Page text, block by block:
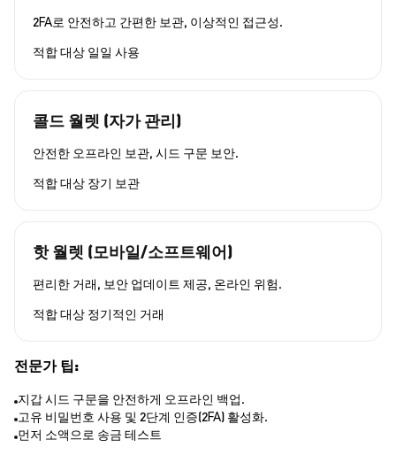
2FA로 안전하고 간편한 보관, 이상적인 접근성.
적합 대상 일일 사용
콜드 월렛 (자가 관리)
안전한 오프라인 보관, 시드 구문 보안.
적합 대상 장기 보관
핫 월렛 (모바일/소프트웨어)
편리한 거래, 보안 업데이트 제공, 온라인 위험.
적합 대상 정기적인 거래
전문가 팁:
지갑 시드 구문을 안전하게 오프라인 백업.
고유 비밀번호 사용 및 2단계 인증(2FA) 활성화.
먼저 소액으로 송금 테스트